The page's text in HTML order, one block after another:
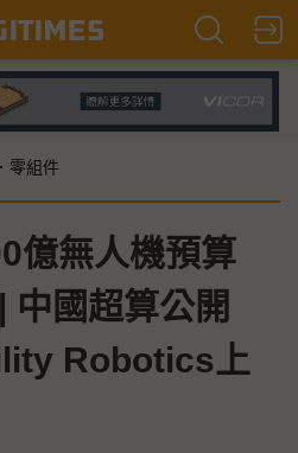
零組件
億無人機預算
中國超算公開
Robotics上